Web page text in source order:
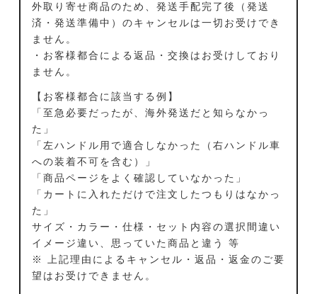
外取り寄せ商品のため、発送手配完了後（発送
済・発送準備中）のキャンセルは一切お受けでき
ません。
・お客様都合による返品・交換はお受けしており
ません。
【お客様都合に該当する例】
「至急必要だったが、海外発送だと知らなかっ
た」
「左ハンドル用で適合しなかった（右ハンドル車
への装着不可を含む）」
「商品ページをよく確認していなかった」
「カートに入れただけで注文したつもりはなかっ
た」
サイズ・カラー・仕様・セット内容の選択間違い
イメージ違い、思っていた商品と違う 等
※ 上記理由によるキャンセル・返品・返金のご要
望はお受けできません。